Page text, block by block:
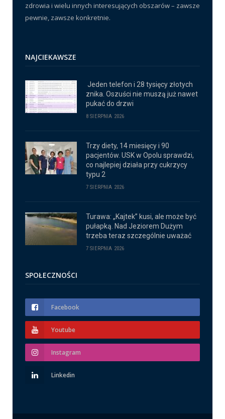
zdrowia i wielu innych interesujących obszarów – zawsze
pewnie, zawsze konkretnie.
NAJCIEKAWSZE
Jeden telefon i 28 tysięcy złotych
znika. Oszuści nie muszą już nawet
pukać do drzwi
8 SIERPNIA 2026
Trzy diety, 14 miesięcy i 90
pacjentów. USK w Opolu sprawdzi,
co najlepiej działa przy cukrzycy
typu 2
7 SIERPNIA 2026
Turawa: „Kajtek” kusi, ale może być
pułapką. Nad Jeziorem Dużym
trzeba teraz szczególnie uważać
7 SIERPNIA 2026
SPOŁECZNOŚCI
Facebook
Youtube
Instagram
Linkedin